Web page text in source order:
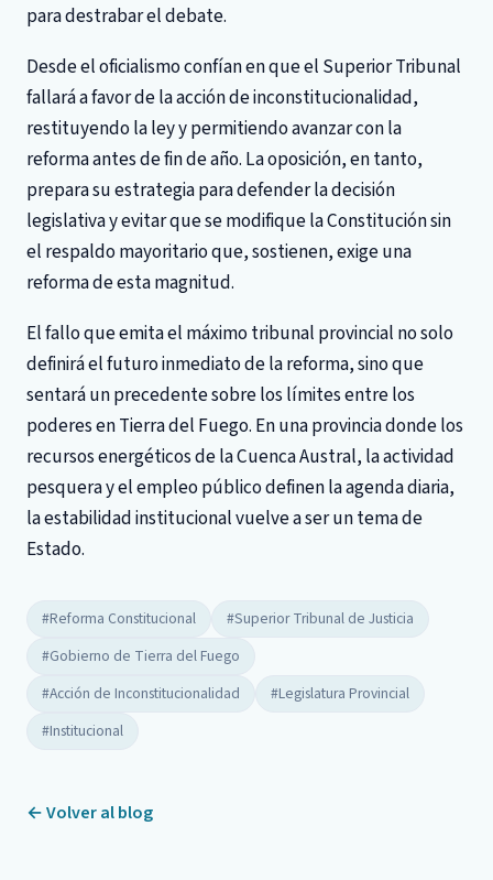
para destrabar el debate.
Desde el oficialismo confían en que el Superior Tribunal
fallará a favor de la acción de inconstitucionalidad,
restituyendo la ley y permitiendo avanzar con la
reforma antes de fin de año. La oposición, en tanto,
prepara su estrategia para defender la decisión
legislativa y evitar que se modifique la Constitución sin
el respaldo mayoritario que, sostienen, exige una
reforma de esta magnitud.
El fallo que emita el máximo tribunal provincial no solo
definirá el futuro inmediato de la reforma, sino que
sentará un precedente sobre los límites entre los
poderes en Tierra del Fuego. En una provincia donde los
recursos energéticos de la Cuenca Austral, la actividad
pesquera y el empleo público definen la agenda diaria,
la estabilidad institucional vuelve a ser un tema de
Estado.
#Reforma Constitucional
#Superior Tribunal de Justicia
#Gobierno de Tierra del Fuego
#Acción de Inconstitucionalidad
#Legislatura Provincial
#Institucional
← Volver al blog